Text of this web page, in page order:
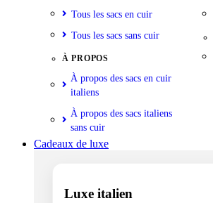
Tous les sacs en cuir
Tous les sacs sans cuir
À PROPOS
À propos des sacs en cuir
italiens
À propos des sacs italiens
sans cuir
Cadeaux de luxe
Luxe italien